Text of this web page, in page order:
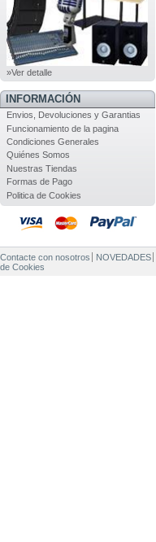
»Ver detalle
INFORMACIÓN
Envios, Devoluciones y Garantias
Funcionamiento de la pagina
Condiciones Generales
Quiénes Somos
Nuestras Tiendas
Formas de Pago
Politica de Cookies
Contacte con nosotros NOVEDADES
de Cookies